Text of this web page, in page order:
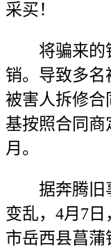
采买！
将骗来的钱
销。导致多
被害人拆修合
基按照合同商
月。
据奔腾旧事
变乱，4月7
市岳西县菖蒲